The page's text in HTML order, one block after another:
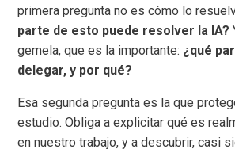
primera pregunta no es cómo lo
parte de esto puede resolver la IA?
gemela, que es la importante: ¿qué
delegar, y por qué?
Esa segunda pregunta es la que
estudio. Obliga a explicitar qué es
en nuestro trabajo, y a descubrir, casi